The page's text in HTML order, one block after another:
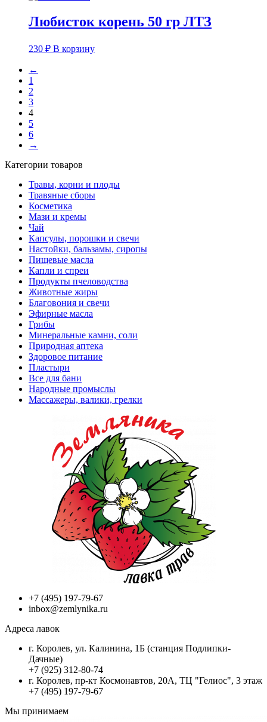
Любисток корень 50 гр ЛТЗ
230 ₽ В корзину
←
1
2
3
4
5
6
→
Категории товаров
Травы, корни и плоды
Травяные сборы
Косметика
Мази и кремы
Чай
Капсулы, порошки и свечи
Настойки, бальзамы, сиропы
Пищевые масла
Капли и спреи
Продукты пчеловодства
Животные жиры
Благовония и свечи
Эфирные масла
Грибы
Минеральные камни, соли
Природная аптека
Здоровое питание
Пластыри
Все для бани
Народные промыслы
Массажеры, валики, грелки​
+7 (495) 197-79-67
inbox@zemlynika.ru
Адреса лавок
г. Королев, ул. Калинина, 1Б (станция Подлипки-
Дачные)
+7 (925) 312-80-74
г. Королев, пр-кт Космонавтов, 20А, ТЦ "Гелиос", 3 этаж
+7 (495) 197-79-67
Мы принимаем